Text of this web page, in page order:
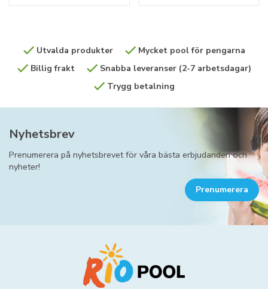
Utvalda produkter
Mycket pool för pengarna
Billig frakt
Snabba leveranser (2-7 arbetsdagar)
Trygg betalning
Nyhetsbrev
Prenumerera på nyhetsbrevet för våra bästa erbjudanden och
nyheter!
Prenumerera